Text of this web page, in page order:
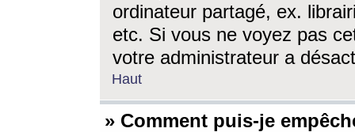
ordinateur partagé, ex.
etc. Si vous ne voyez pas
votre administrateur a
Haut
» Comment puis-je